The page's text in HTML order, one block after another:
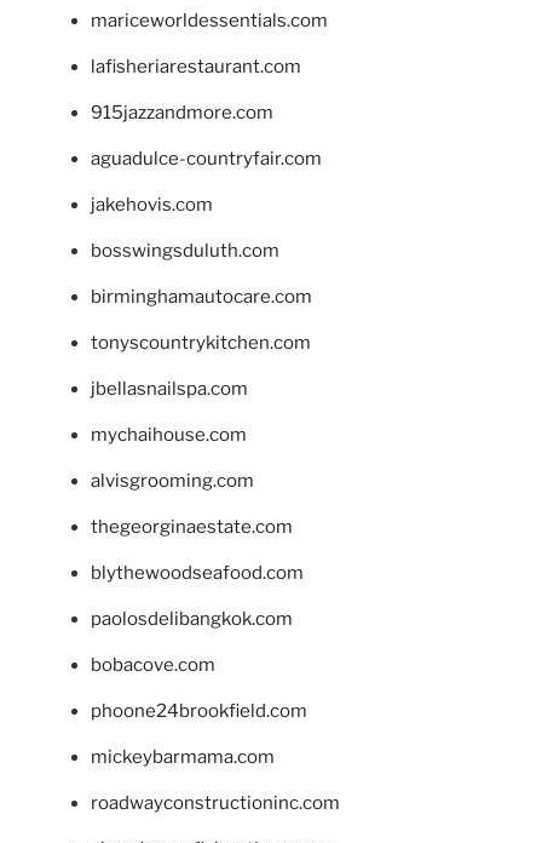
mariceworldessentials.com
lafisheriarestaurant.com
915jazzandmore.com
aguadulce-countryfair.com
jakehovis.com
bosswingsduluth.com
birminghamautocare.com
tonyscountrykitchen.com
jbellasnailspa.com
mychaihouse.com
alvisgrooming.com
thegeorginaestate.com
blythewoodseafood.com
paolosdelibangkok.com
bobacove.com
phoone24brookfield.com
mickeybarmama.com
roadwayconstructioninc.com